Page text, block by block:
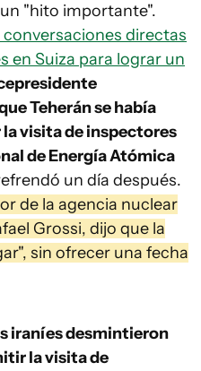
"hito importante".
conversaciones directas
en Suiza para lograr un
Teherán se había
visita de inspectores
de Energía Atómica
un día después.
de la agencia nuclear
Grossi, dijo que la
sin ofrecer una fecha
iraníes desmintieron
la visita de